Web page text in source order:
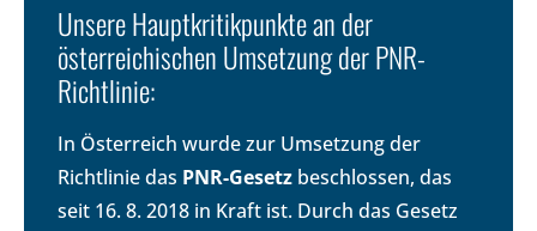
Unsere Hauptkritikpunkte an der
österreichischen Umsetzung der PNR-
Richtlinie:
In Österreich wurde zur Umsetzung der
Richtlinie das PNR-Gesetz beschlossen, das
seit 16. 8. 2018 in Kraft ist. Durch das Gesetz